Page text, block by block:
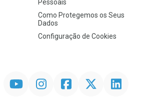
Pessoais
Como Protegemos os Seus
Dados
Configuração de Cookies
InstagramFacebookTwitter Linkedin